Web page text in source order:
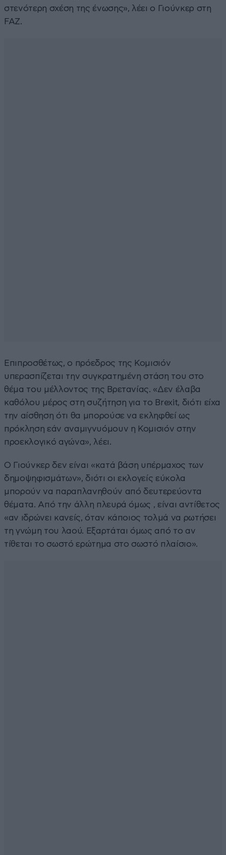
στενότερη σχέση της ένωσης», λέει ο Γιούνκερ στη
FAZ.
Επιπροσθέτως, ο πρόεδρος της Κομισιόν
υπερασπίζεται την συγκρατημένη στάση του στο
θέμα του μέλλοντος της Βρετανίας. «Δεν έλαβα
καθόλου μέρος στη συζήτηση για το Brexit, διότι είχα
την αίσθηση ότι θα μπορούσε να εκληφθεί ως
πρόκληση εάν αναμιγνυόμουν η Κομισιόν στην
προεκλογικό αγώνα», λέει.
Ο Γιούνκερ δεν είναι «κατά βάση υπέρμαχος των
δημοψηφισμάτων», διότι οι εκλογείς εύκολα
μπορούν να παραπλανηθούν από δευτερεύοντα
θέματα. Aπό την άλλη πλευρά όμως , είναι αντίθετος
«αν ιδρώνει κανείς, όταν κάποιος τολμά να ρωτήσει
τη γνώμη του λαού. Εξαρτάται όμως από το αν
τίθεται το σωστό ερώτημα στο σωστό πλαίσιο».